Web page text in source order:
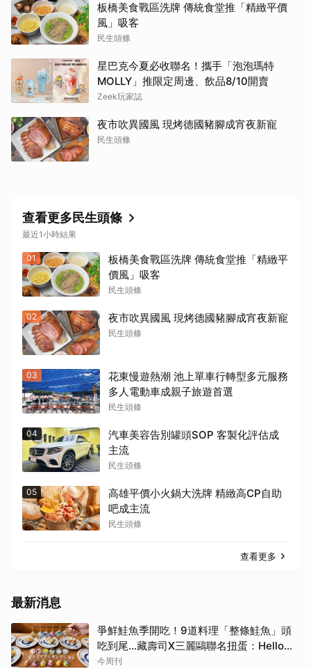
板橋美食戰區洗牌 傳統食堂推「精緻平價
風」吸客
民生頭條
星巴克今夏必收聯名！攜手「泡泡瑪特
MOLLY」推限定周邊、飲品8/10開賣
Zeek玩家誌
夜市吹異國風 現烤德國豬腳成宵夜新寵
民生頭條
查看更多民生頭條
最近1小時結果
01
板橋美食戰區洗牌 傳統食堂推「精緻平
價風」吸客
民生頭條
02 夜市吹異國風 現烤德國豬腳成宵夜新寵
民生頭條
03
花東慢遊熱潮 池上單車行轉型多元服務
多人電動車成親子旅遊首選
民生頭條
04
汽車美容告別罐頭SOP 客製化評估成
主流
民生頭條
05
高雄平價小火鍋大洗牌 精緻高CP自助
吧成主流
民生頭條
查看更多
最新消息
爭鮮鮭魚季開吃！9道料理「整條鮭魚」頭
吃到尾…藏壽司X三麗鷗聯名扭蛋：Hello
Kitty、酷洛米18款全搜集
今周刊